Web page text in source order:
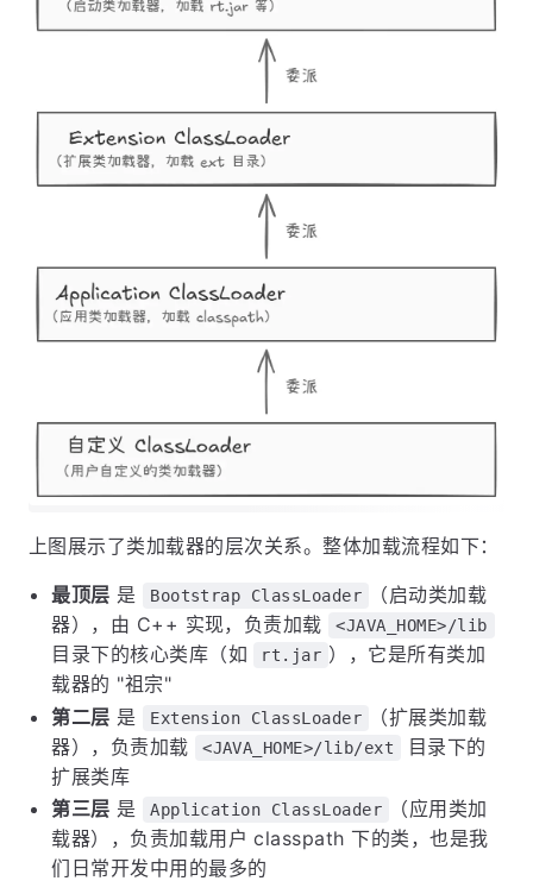
上图展示了类加载器的层次关系。整体加载流程如下：
最顶层 是 Bootstrap ClassLoader
（启动类加载
器），由 C++ 实现，负责加载
<JAVA_HOME>/lib
目录下的核心类库（如 rt.jar ），它是所有类加
载器的 "祖宗"
第二层 是 Extension ClassLoader
（扩展类加载
器），负责加载
<JAVA_HOME>/lib/ext
目录下的
扩展类库
第三层 是 Application ClassLoader
（应用类加
载器），负责加载用户 classpath 下的类，也是我
们日常开发中用的最多的